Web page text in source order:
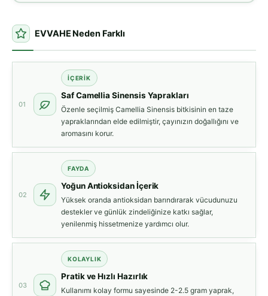
EVVAHE Neden Farklı
01
İÇERIK
Saf Camellia Sinensis Yaprakları
Özenle seçilmiş Camellia Sinensis bitkisinin en taze
yapraklarından elde edilmiştir, çayınızın doğallığını ve
aromasını korur.
02
FAYDA
Yoğun Antioksidan İçerik
Yüksek oranda antioksidan barındırarak vücudunuzu
destekler ve günlük zindeliğinize katkı sağlar,
yenilenmiş hissetmenize yardımcı olur.
03
KOLAYLIK
Pratik ve Hızlı Hazırlık
Kullanımı kolay formu sayesinde 2-2.5 gram yaprak,